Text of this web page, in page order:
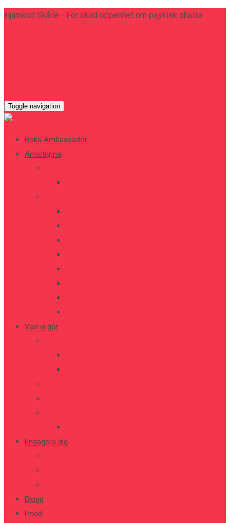
Hjärnkoll Skåne - För ökad öppenhet om psykisk ohälsa
Toggle navigation
Boka Ambassadör
Antistigma
Vad vi gör
Engagera dig
Blogg
Podd